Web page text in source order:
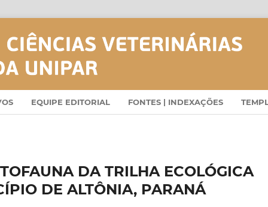
EQUIPE EDITORIAL FONTES | INDEXAÇÕES
DA TRILHA ECOLÓGICA
DE ALTÔNIA, PARANÁ